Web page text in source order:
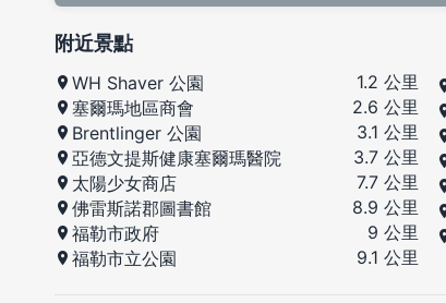
附近景點
WH Shaver 公園
1.2 公里
塞爾瑪地區商會
2.6 公里
Brentlinger 公園
3.1 公里
亞德文提斯健康塞爾瑪醫院
3.7 公里
太陽少女商店
7.7 公里
佛雷斯諾郡圖書館
8.9 公里
福勒市政府
9 公里
福勒市立公園
9.1 公里